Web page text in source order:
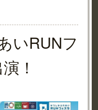
いRUNフ
！